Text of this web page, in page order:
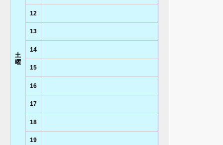
土
曜
12
13
14
15
16
17
18
19